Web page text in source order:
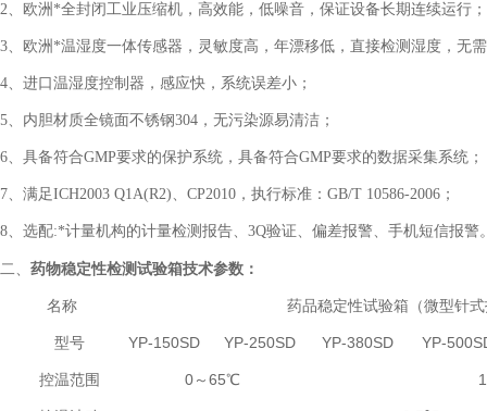
2、欧洲*全封闭工业压缩机，高效能，低噪音，保证设备长期连续运行；
3、欧洲*温湿度一体传感器，灵敏度高，年漂移低，直接检测湿度，无
4、进口温湿度控制器，感应快，系统误差小；
5、内胆材质全镜面不锈钢304，无污染源易清洁；
6、具备符合GMP要求的保护系统，具备符合GMP要求的数据采集系统；
7、满足ICH2003 Q1A(R2)、CP2010，执行标准：GB/T 10586-2006；
8、选配:*计量机构的计量检测报告、3Q验证、偏差报警、手机短信报警
二、 药物稳定性检测试验箱技术参数：
名称 药品稳定性试验箱（微型针
型号 YP-150SD YP-250SD YP-380SD YP-
控温范围 0～65℃